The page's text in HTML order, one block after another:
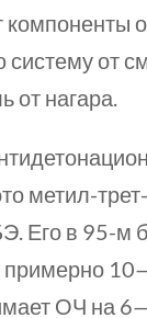
систему от
от нагара.
метил-
Его в 95-м
примерно
ОЧ на